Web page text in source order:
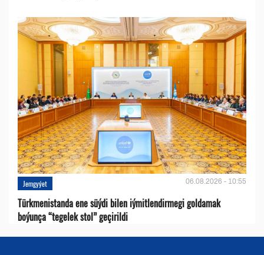
Jemgyýet 06.08.2026 - 10:55
Türkmenistanda ene süýdi bilen iýmitlendirmegi goldamak
boýunça “tegelek stol” geçirildi